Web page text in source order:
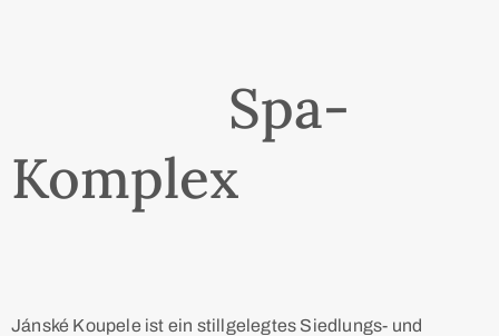
Spa-
Komplex
Jánské Koupele ist ein stillgelegtes Siedlungs- und